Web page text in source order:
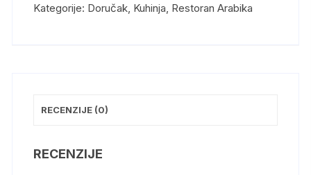
Kategorije: Doručak Kuhinja Restoran Arabika
RECENZIJE (0)
RECENZIJE